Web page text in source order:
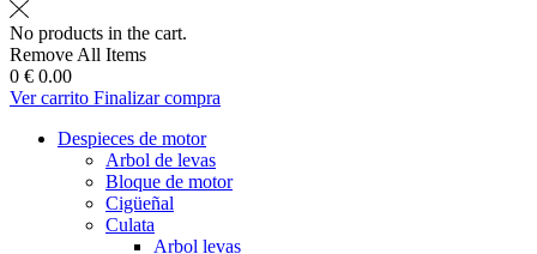
No products in the cart.
Remove All Items
0 € 0.00
Ver carrito Finalizar compra
Despieces de motor
Arbol de levas
Bloque de motor
Cigüeñal
Culata
Arbol levas